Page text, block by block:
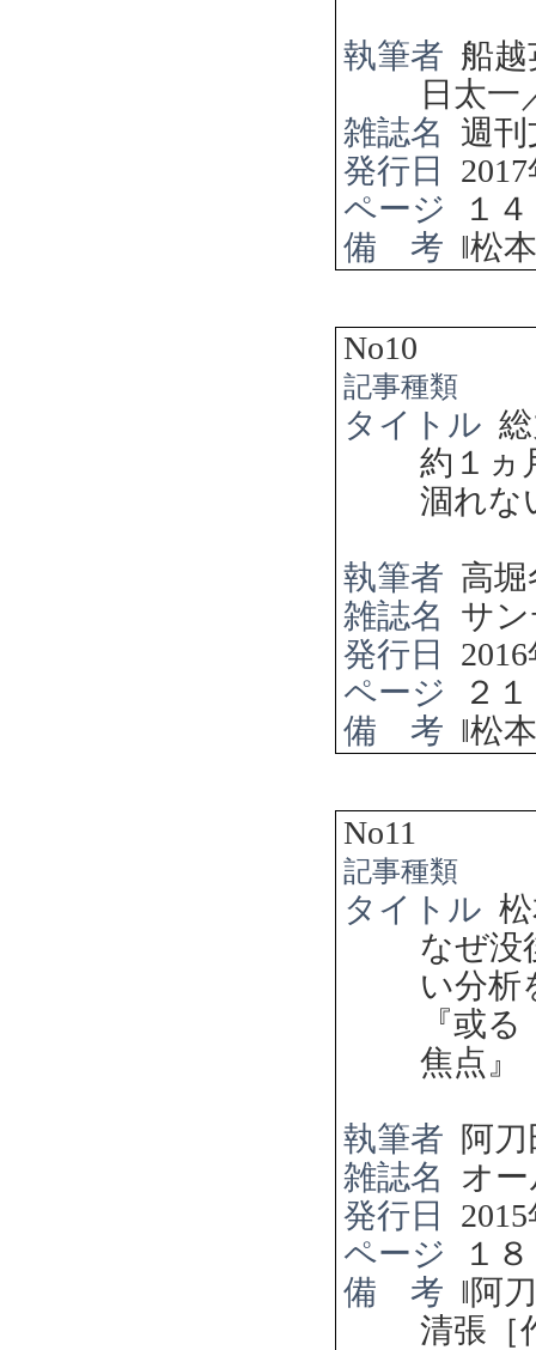
執筆者 船
日太一
雑誌名
週刊
発行日
2017
ページ
１
備 考 ‖松
No10
記事種類
タイトル
約１ヵ
涸れな
執筆者 高堀
雑誌名
サ
発行日
2016
ページ
２
備 考 ‖松
No11
記事種類
タイトル
なぜ没
い分析
『或
焦点』
執筆者 阿
雑誌名
オ
発行日
2015
ページ
１
備 考 ‖阿
清張［